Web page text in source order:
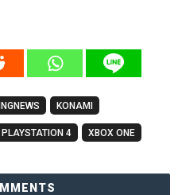
KONAMI
PLAYSTATION 4 XBOX ONE